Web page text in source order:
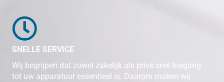
SNELLE SERVICE
Wij begrijpen dat zowel zakelijk als privé snel toegang
tot uw apparatuur essentieel is. Daarom maken wij